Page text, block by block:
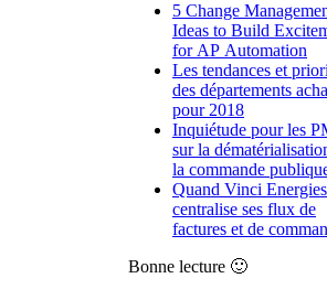
5 Change
Ideas to Build
for AP Automation
Les tendances et
des départements
pour 2018
Inquiétude pour les
sur la
la commande
Quand Vinci Energies
centralise ses flux de
factures et de
Bonne lecture 🙂